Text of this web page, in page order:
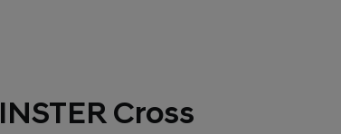
INSTER Cross